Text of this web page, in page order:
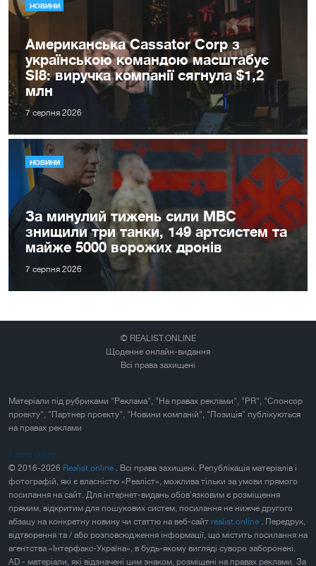
НОВИНИ
Американська Cassator Corp з
українською командою масштабує
SI8: виручка компанії сягнула $1,2
млн
7 серпня 2026
НОВИНИ
За минулий тижень сили МВС
знищили три танки, 149 артсистем та
майже 5000 ворожих дронів
7 серпня 2026
© REALIST.ONLINE
Щоденне онлайн-видання
Всі права захищені
Матеріали під рубриками "Реклама", "На правах реклами", "PR", "Спонсор
проекту", "Партнер проекту", "Новини компаній", "Позиція" публікуються
на правах реклами
Карта сайта
© 2016-2026 Realist.online . Всі права захищені. Републікація матеріалів і
фотографій, які є власністю «Реаліст», можлива тільки за умови прямого
посилання на сайт. Для інтернет-видань обов'язковим є розміщення
прямим, відкритим для пошукових систем, посилання не нижче другого
абзацу на конкретну новину чи статтю на веб-сайт realist.online . Передрук,
відтворення та / або розповсюдження інформації, що містить посилання на
агентства «Інтерфакс-Україна», в будь-якому вигляді суворо заборонені.
AD - матеріали, які відзначені цим знаком, розміщені на правах реклами. За